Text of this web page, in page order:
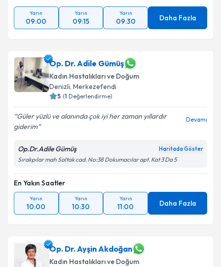
Yarın
09:00
Yarın
09:15
Yarın
09:30 Daha Fazla
Op. Dr. Adile Gümüş
Kadın Hastalıkları ve Doğum
Denizli, Merkezefendi
5 (1 Değerlendirme)
Güler yüzlü ve alanında çok iyi her zaman yıllardır
giderim
Devamı
Op.Dr.Adile Gümüş Haritada Göster
Sırakpılar mah Saltak cad. No:38 Dokumacılar apt. Kat 3 Da 5
En Yakın Saatler
Yarın
10:00
Yarın
10:30
Yarın
11:00 Daha Fazla
Op. Dr. Ayşin Akdoğan
Kadın Hastalıkları ve Doğum